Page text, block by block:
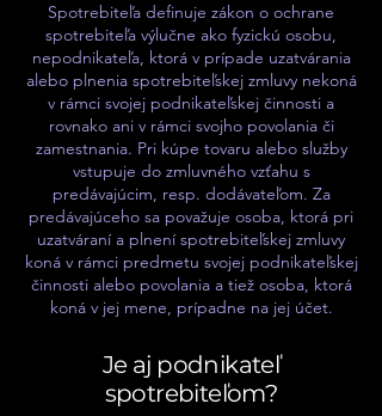
Spotrebiteľa definuje zákon o ochrane
spotrebiteľa výlučne ako fyzickú osobu,
nepodnikateľa, ktorá v prípade uzatvárania
alebo plnenia spotrebiteľskej zmluvy nekoná
v rámci svojej podnikateľskej činnosti a
rovnako ani v rámci svojho povolania či
zamestnania. Pri kúpe tovaru alebo služby
vstupuje do zmluvného vzťahu s
predávajúcim, resp. dodávateľom. Za
predávajúceho sa považuje osoba, ktorá pri
uzatváraní a plnení spotrebiteľskej zmluvy
koná v rámci predmetu svojej podnikateľskej
činnosti alebo povolania a tiež osoba, ktorá
koná v jej mene, prípadne na jej účet.
Je aj podnikateľ
spotrebiteľom?